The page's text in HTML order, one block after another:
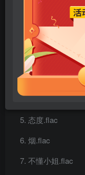
您当
沸点.flac
重度寂寞.flac
如果分开我也
欲言又止.flac
态度.flac
烟.flac
不懂小姐.flac